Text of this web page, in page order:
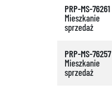
PRP-MS-76261
Mieszkanie
sprzedaż
PRP-MS-76257
Mieszkanie
sprzedaż